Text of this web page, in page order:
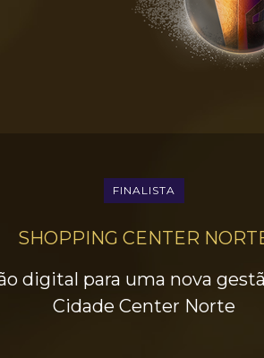
FINALISTA
SHOPPING CENTER
digital para uma nova
Cidade Center Norte